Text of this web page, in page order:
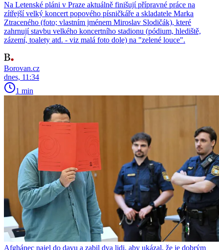
Na Letenské pláni v Praze aktuálně finišují přípravné práce na
zítřejší velký koncert popového písničkáře a skladatele Marka
Ztraceného (foto; vlastním jménem Miroslav Slodičák), které
zahrnují stavbu velkého koncertního stadionu (pódium, hlediště,
zázemí, toalety atd. - viz malá foto dole) na "zelené louce".
Borovan.cz
dnes, 11:34
1 min
Afghánec najel do davu a zabil dva lidi, aby ukázal, že je dobrým